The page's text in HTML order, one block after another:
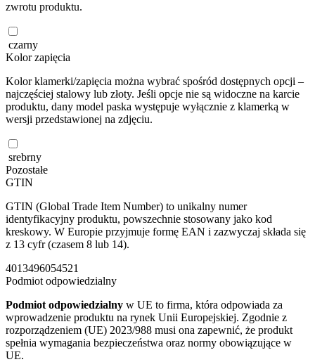
zwrotu produktu.
czarny
Kolor zapięcia
Kolor klamerki/zapięcia można wybrać spośród dostępnych opcji –
najczęściej stalowy lub złoty. Jeśli opcje nie są widoczne na karcie
produktu, dany model paska występuje wyłącznie z klamerką w
wersji przedstawionej na zdjęciu.
srebrny
Pozostałe
GTIN
GTIN (Global Trade Item Number) to unikalny numer
identyfikacyjny produktu, powszechnie stosowany jako kod
kreskowy. W Europie przyjmuje formę EAN i zazwyczaj składa się
z 13 cyfr (czasem 8 lub 14).
4013496054521
Podmiot odpowiedzialny
Podmiot odpowiedzialny w UE to firma, która odpowiada za
wprowadzenie produktu na rynek Unii Europejskiej. Zgodnie z
rozporządzeniem (UE) 2023/988 musi ona zapewnić, że produkt
spełnia wymagania bezpieczeństwa oraz normy obowiązujące w
UE.